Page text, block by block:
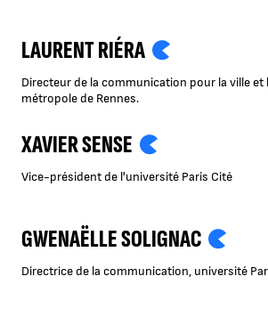
LAURENT RIÉRA
Directeur de la communication pour la ville et
métropole de Rennes.
XAVIER SENSE
Vice-président de l'université Paris Cité
GWENAËLLE SOLIGNAC
Directrice de la communication, université